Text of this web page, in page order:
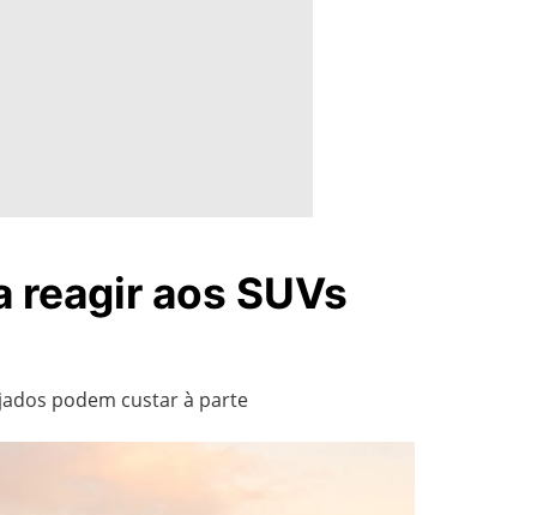
aos SUVs
podem custar à parte